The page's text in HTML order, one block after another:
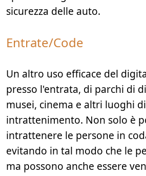
sicurezza delle auto.
Entrate/Code
Un altro uso efficace del
presso l'entrata, di parchi di
musei, cinema e altri luoghi di
intrattenimento. Non solo è
intrattenere le persone in
evitando in tal modo che le
ma possono anche essere